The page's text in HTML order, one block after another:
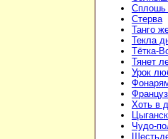
Сплошь
Стерва
Танго
Текла
Тётка-
Тянет
Урок
Хоть в
Чудо-